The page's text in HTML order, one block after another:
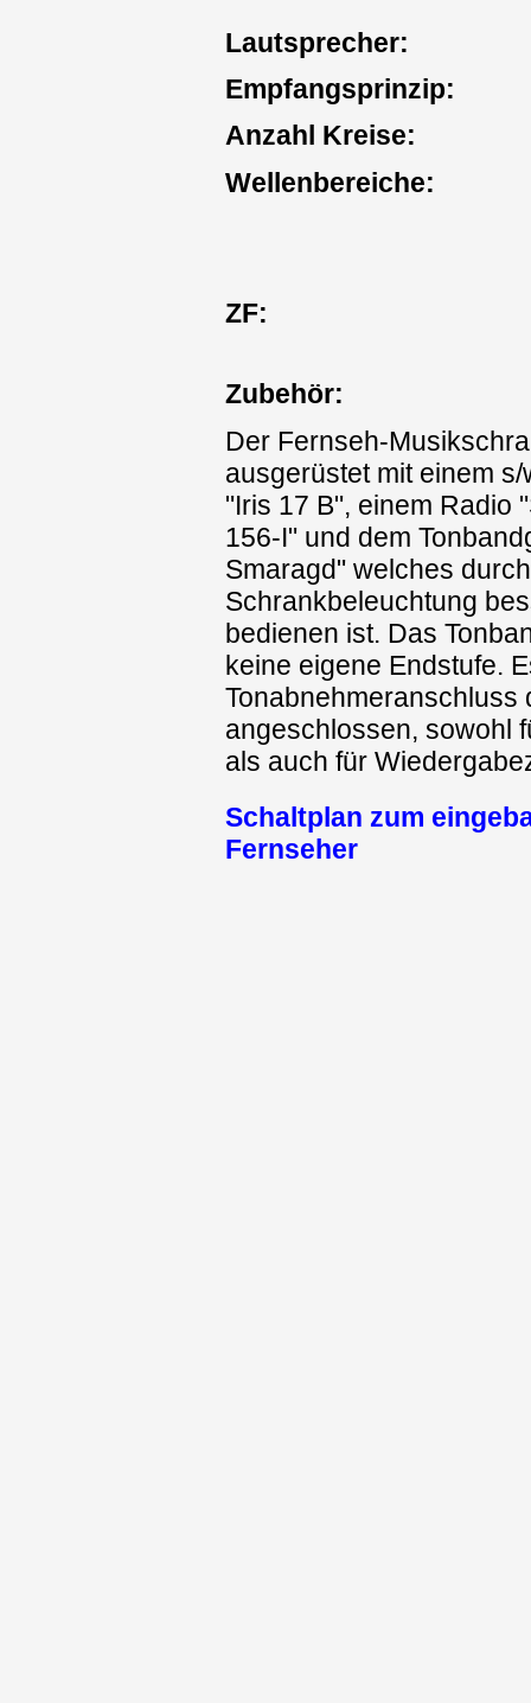
Lautsprecher:
Empfangsprinzip:
Anzahl Kreise:
Wellenbereiche:
ZF:
Zubehör:
Der Fernseh-
ausgerüstet mit einem
"Iris 17 B", einem Radio
156-I" und dem
Smaragd" welches
Schrankbeleuchtung
bedienen ist. Das
keine eigene Endstufe.
Tonabnehmeranschluss
angeschlossen, sowohl
als auch für
Schaltplan zum
Fernseher